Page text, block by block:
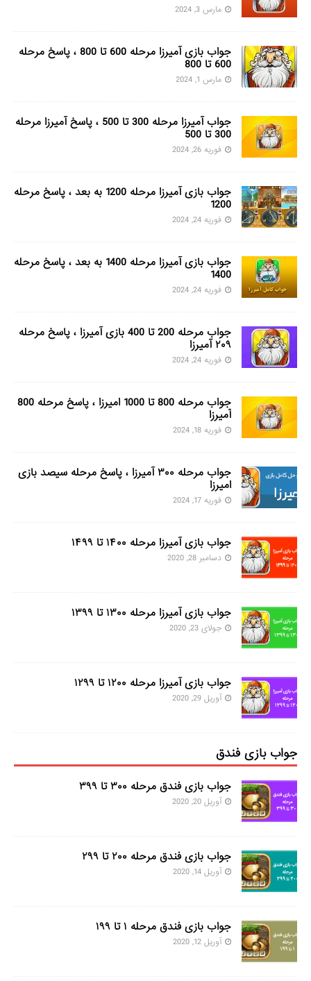
مارس 3, 2024
جواب بازی آمیرزا مرحله 600 تا 800 ، پاسخ مرحله
600 تا 800
مارس 1, 2024
جواب آمیرزا مرحله 300 تا 500 ، پاسخ آمیرزا مرحله
300 تا 500
فوریه 26, 2024
جواب بازی آمیرزا مرحله 1200 به بعد ، پاسخ مرحله
1200
فوریه 24, 2024
جواب بازی آمیرزا مرحله 1400 به بعد ، پاسخ مرحله
1400
فوریه 24, 2024
جواب مرحله 200 تا 400 بازی آمیرزا ، پاسخ مرحله
۲۰۹ آمیرزا
فوریه 24, 2024
جواب مرحله 800 تا 1000 امیرزا ، پاسخ مرحله 800
آمیرزا
فوریه 18, 2024
جواب مرحله ۳۰۰ آمیرزا ، پاسخ مرحله سیصد بازی
امیرزا
فوریه 17, 2024
جواب بازی آمیرزا مرحله ۱۴۰۰ تا ۱۴۹۹
دسامبر 28, 2020
جواب بازی آمیرزا مرحله ۱۳۰۰ تا ۱۳۹۹
جولای 23, 2020
جواب بازی آمیرزا مرحله ۱۲۰۰ تا ۱۲۹۹
آوریل 29, 2020
جواب بازی فندق
جواب بازی فندق مرحله ۳۰۰ تا ۳۹۹
آوریل 20, 2020
جواب بازی فندق مرحله ۲۰۰ تا ۲۹۹
آوریل 14, 2020
جواب بازی فندق مرحله ۱ تا ۱۹۹
آوریل 12, 2020